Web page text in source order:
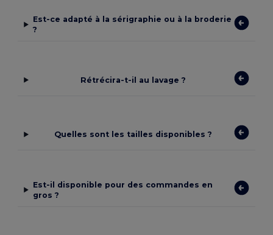
Est-ce adapté à la sérigraphie ou à la broderie
?
Rétrécira-t-il au lavage ?
Quelles sont les tailles disponibles ?
Est-il disponible pour des commandes en
gros ?